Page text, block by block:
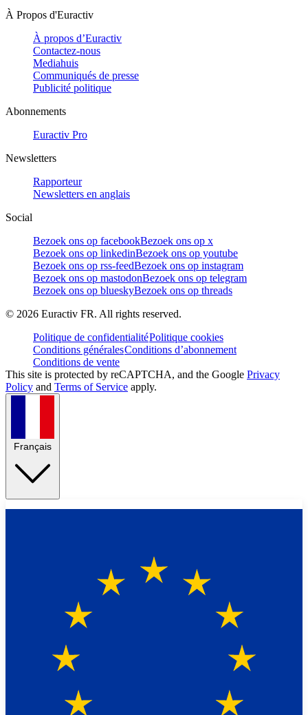
À Propos d'Euractiv
À propos d’Euractiv
Contactez-nous
Mediahuis
Communiqués de presse
Publicité politique
Abonnements
Euractiv Pro
Newsletters
Rapporteur
Newsletters en anglais
Social
Bezoek ons op facebookBezoek ons op x
Bezoek ons op linkedinBezoek ons op youtube
Bezoek ons op rss-feedBezoek ons op instagram
Bezoek ons op mastodonBezoek ons op telegram
Bezoek ons op blueskyBezoek ons op threads
© 2026 Euractiv FR. All rights reserved.
Politique de confidentialitéPolitique cookies
Conditions généralesConditions d’abonnement
Conditions de vente
This site is protected by reCAPTCHA, and the Google Privacy
Policy and Terms of Service apply.
Français